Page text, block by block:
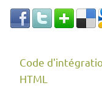
Code
HTML